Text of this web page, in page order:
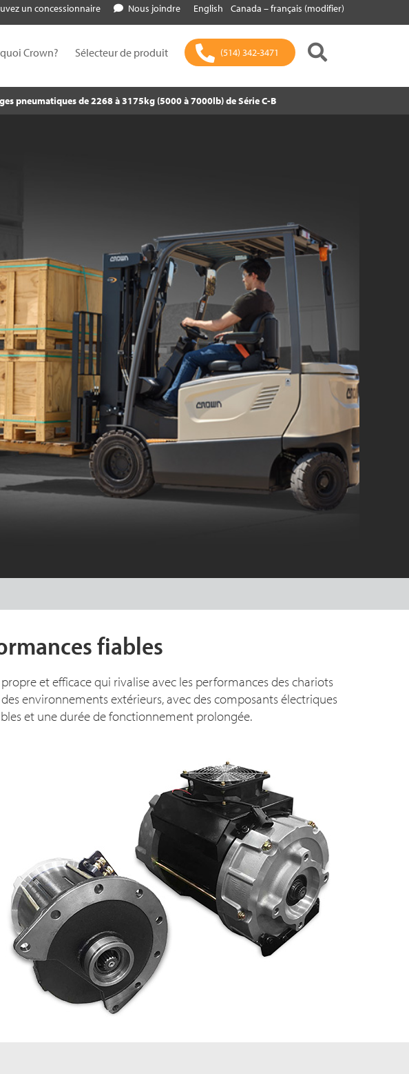
un concessionnaire Nous joindre English Canada – français (modifier)
Crown? Sélecteur de produit (514) 342-3471
pneumatiques de 2268 à 3175kg (5000 à 7000lb) de Série C-B
fiables
et efficace qui rivalise avec les performances des chariots
environnements extérieurs, avec des composants électriques
et une durée de fonctionnement prolongée.